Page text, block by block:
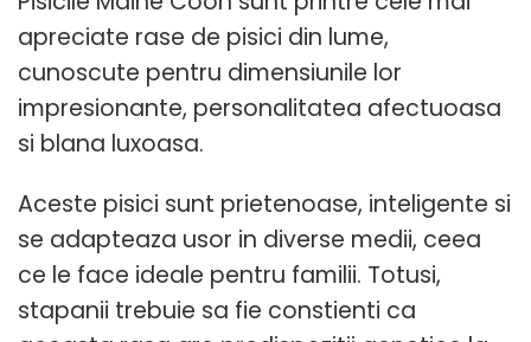
apreciate rase de pisici din lume,
cunoscute pentru dimensiunile lor
impresionante, personalitatea afectuoasa
si blana luxoasa.
Aceste pisici sunt prietenoase, inteligente si
se adapteaza usor in diverse medii, ceea
ce le face ideale pentru familii. Totusi,
stapanii trebuie sa fie constienti ca